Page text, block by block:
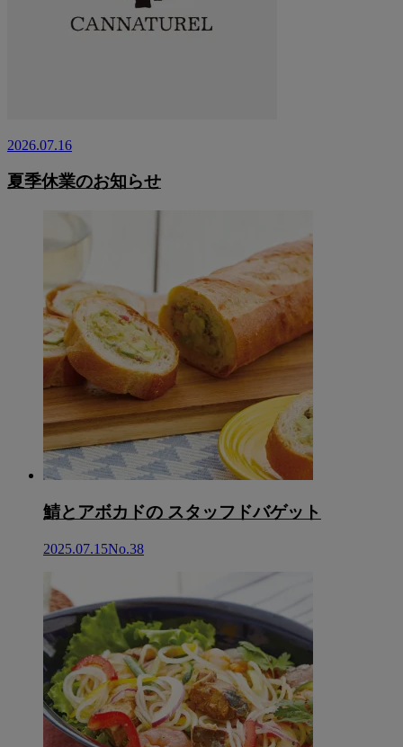
2026.07.16
夏季休業のお知らせ
鯖とアボカドの スタッフドバゲット
2025.07.15No.38